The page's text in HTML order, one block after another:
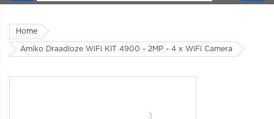
Home
Amiko Draadloze WiFi KIT 4900 - 2MP - 4 x WiFi Camera